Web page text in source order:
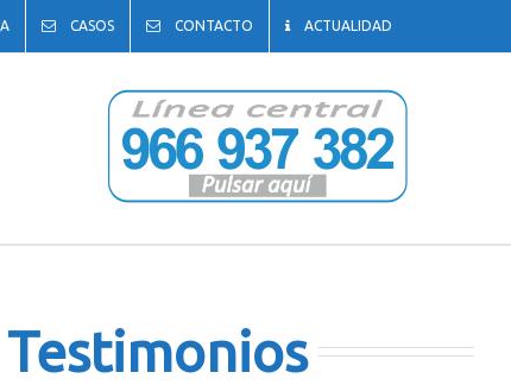
CASOS CONTACTO ACTUALIDAD
Testimonios